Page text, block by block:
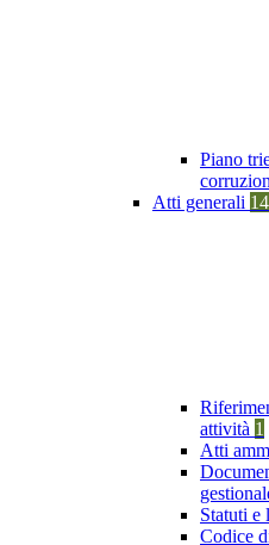
Piano
Atti generali
attività 1
Atti
Statuti e
Codice